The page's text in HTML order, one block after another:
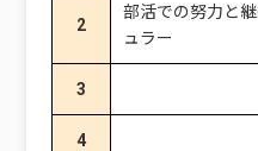
2
部活での努力と
ュラー
3
4